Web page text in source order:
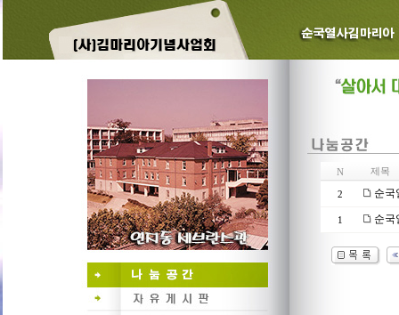
N 제목
2 순국
1 순국